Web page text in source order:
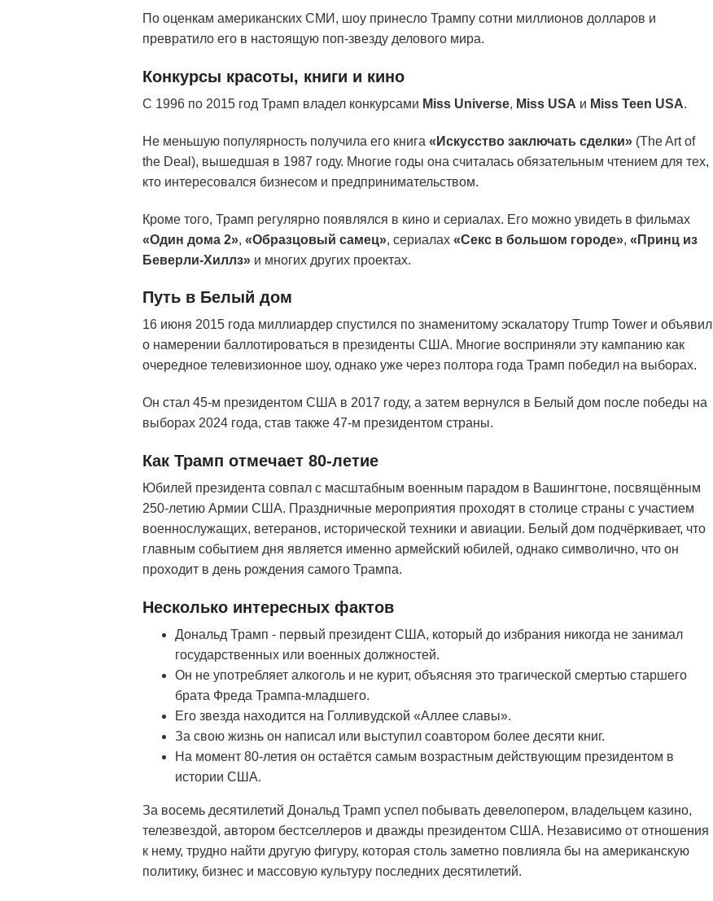
По оценкам американских СМИ, шоу принесло Трампу сотни миллионов долларов и
превратило его в настоящую поп-звезду делового мира.
Конкурсы красоты, книги и кино
С 1996 по 2015 год Трамп владел конкурсами MissUniverse, MissUSA и MissTeen USA.
Не меньшую популярность получила его книга «Искусство заключать сделки»(The Art of
the Deal), вышедшая в 1987 году. Многие годы она считалась обязательным чтением для тех,
кто интересовался бизнесом и предпринимательством.
Кроме того, Трамп регулярно появлялся в кино и сериалах. Его можно увидеть в фильмах
«Один дома 2», «Образцовый самец», сериалах «Секс в большом городе», «Принц из
Беверли-Хиллз»и многих других проектах.
Путь в Белый дом
16 июня 2015 года миллиардер спустился по знаменитому эскалатору Trump Tower и объявил
о намерении баллотироваться в президенты США. Многие восприняли эту кампанию как
очередное телевизионное шоу, однако уже через полтора года Трамп победил на выборах.
Он стал 45-м президентом США в 2017 году, а затем вернулся в Белый дом после победы на
выборах 2024 года, став также 47-м президентом страны.
Как Трамп отмечает 80-летие
Юбилей президента совпал с масштабным военным парадом в Вашингтоне, посвящённым
250-летию Армии США. Праздничные мероприятия проходят в столице страны с участием
военнослужащих, ветеранов, исторической техники и авиации. Белый дом подчёркивает, что
главным событием дня является именно армейский юбилей, однако символично, что он
проходит в день рождения самого Трампа.
Несколько интересных фактов
Дональд Трамп - первый президент США, который до избрания никогда не занимал
государственных или военных должностей.
Он не употребляет алкоголь и не курит, объясняя это трагической смертью старшего
брата Фреда Трампа-младшего.
Его звезда находится на Голливудской «Аллее славы».
За свою жизнь он написал или выступил соавтором более десяти книг.
На момент 80-летия он остаётся самым возрастным действующим президентом в
истории США.
За восемь десятилетий Дональд Трамп успел побывать девелопером, владельцем казино,
телезвездой, автором бестселлеров и дважды президентом США. Независимо от отношения
к нему, трудно найти другую фигуру, которая столь заметно повлияла бы на американскую
политику, бизнес и массовую культуру последних десятилетий.